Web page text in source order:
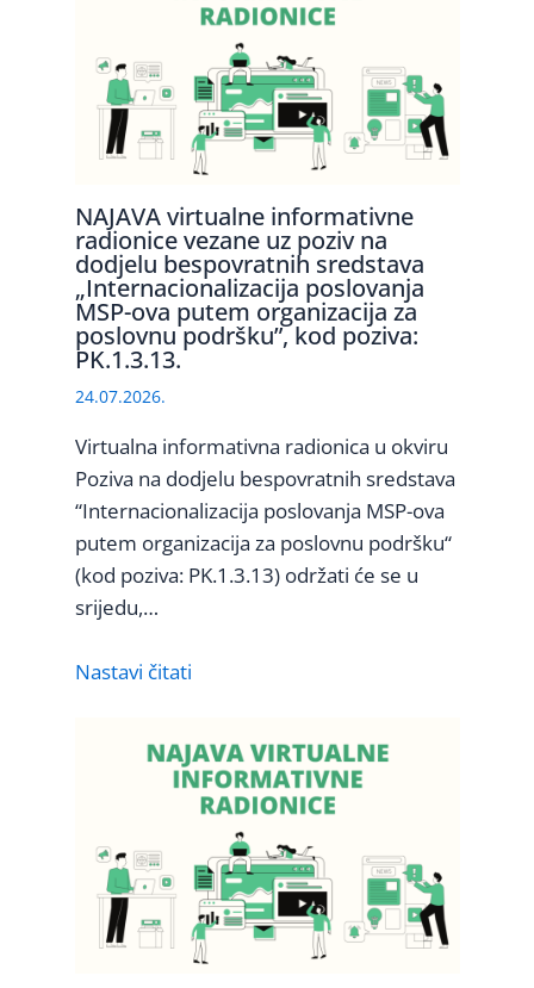
NAJAVA virtualne informativne
radionice vezane uz poziv na
dodjelu bespovratnih sredstava
„Internacionalizacija poslovanja
MSP-ova putem organizacija za
poslovnu podršku”, kod poziva:
PK.1.3.13.
24.07.2026.
Virtualna informativna radionica u okviru
Poziva na dodjelu bespovratnih sredstava
“Internacionalizacija poslovanja MSP-ova
putem organizacija za poslovnu podršku“
(kod poziva: PK.1.3.13) održati će se u
srijedu,…
Nastavi čitati